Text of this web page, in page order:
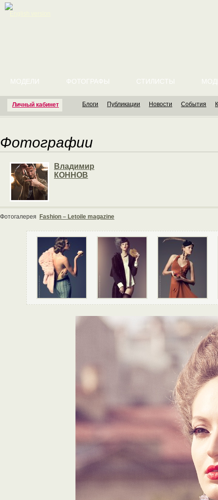
Личный кабинет
МОДЕЛИ ФОТОГРАФЫ СТИЛИСТЫ
Блоги Публикации Новости События
Фотографии
Владимир
КОННОВ
Фотогалерея Fashion – Letoile magazine